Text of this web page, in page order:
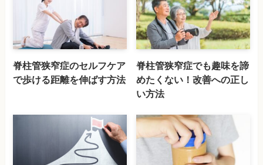
脊柱管狭窄症のセルフケア
で歩ける距離を伸ばす方法
脊柱管狭窄症でも趣味を諦
めたくない！改善への正し
い方法